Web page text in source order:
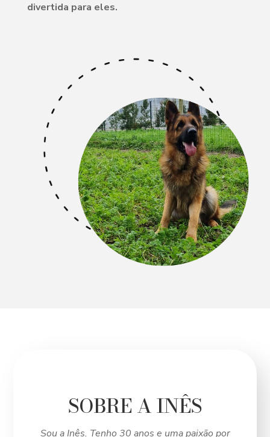
divertida para eles.
SOBRE A INÊS
Sou a Inês. Tenho 30 anos e uma paixão por